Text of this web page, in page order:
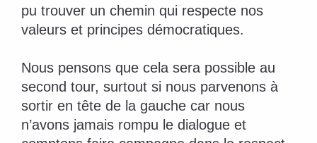
pu trouver un chemin qui respecte nos
valeurs et principes démocratiques.
Nous pensons que cela sera possible au
second tour, surtout si nous parvenons à
sortir en tête de la gauche car nous
n’avons jamais rompu le dialogue et